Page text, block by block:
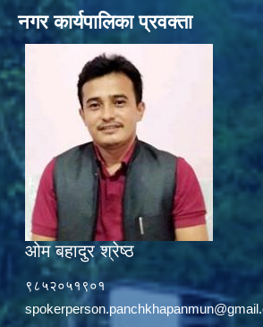
नगर कार्यपालिका प्रवक्ता
ओम बहादुर श्रेष्ठ
९८५२०५१९०१